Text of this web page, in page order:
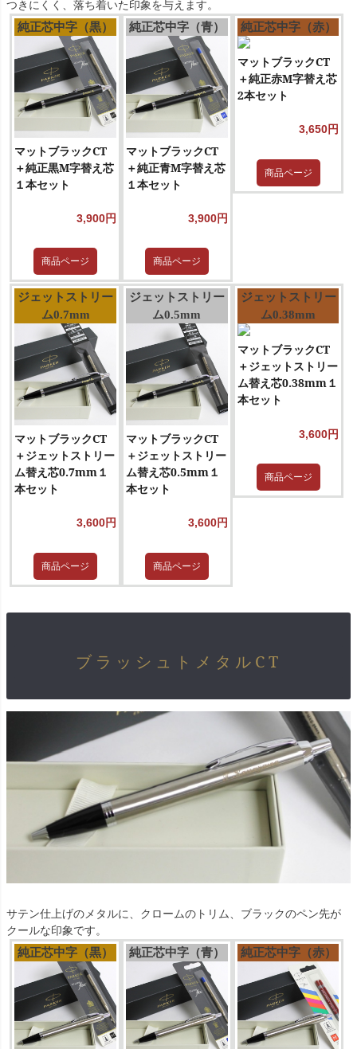
つきにくく、落ち着いた印象を与えます。
純正芯中字（黒）
マットブラックCT
＋純正黒M字替え芯
１本セット
3,900円
商品ページ
純正芯中字（青）
マットブラックCT
＋純正青M字替え芯
１本セット
3,900円
商品ページ
純正芯中字（赤）
マットブラックCT
＋純正赤M字替え芯
2本セット
3,650円
商品ページ
ジェットストリー
ム0.7mm
マットブラックCT
＋ジェットストリー
ム替え芯0.7mm１
本セット
3,600円
商品ページ
ジェットストリー
ム0.5mm
マットブラックCT
＋ジェットストリー
ム替え芯0.5mm１
本セット
3,600円
商品ページ
ジェットストリー
ム0.38mm
マットブラックCT
＋ジェットストリー
ム替え芯0.38mm１
本セット
3,600円
商品ページ
ブラッシュトメタルCT
サテン仕上げのメタルに、クロームのトリム、ブラックのペン先が
クールな印象です。
純正芯中字（黒）
純正芯中字（青） 純正芯中字（赤）